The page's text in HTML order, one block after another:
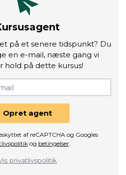
på et senere tidspunkt? Du
en e-mail, næste gang vi
hold på dette kursus!
Opret agent
af reCAPTCHA og Googles
og betingelser.
privatlivspolitik